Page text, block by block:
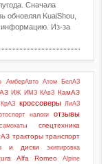
Сначала
обновлял KuaiShou,
Из-за
АмберАвто Атом
БелАЗ
ИЖ ИМЗ КАвЗ КамАЗ
КрАЗ кроссоверы ЛиАЗ
налоги отзывы
самокаты спецтехника
тракторы транспорт
и диски экипировка
Alfa Romeo
Alpine